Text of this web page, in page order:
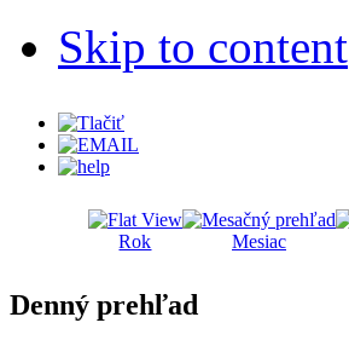
Skip to content
Rok Mesiac
Denný prehľad